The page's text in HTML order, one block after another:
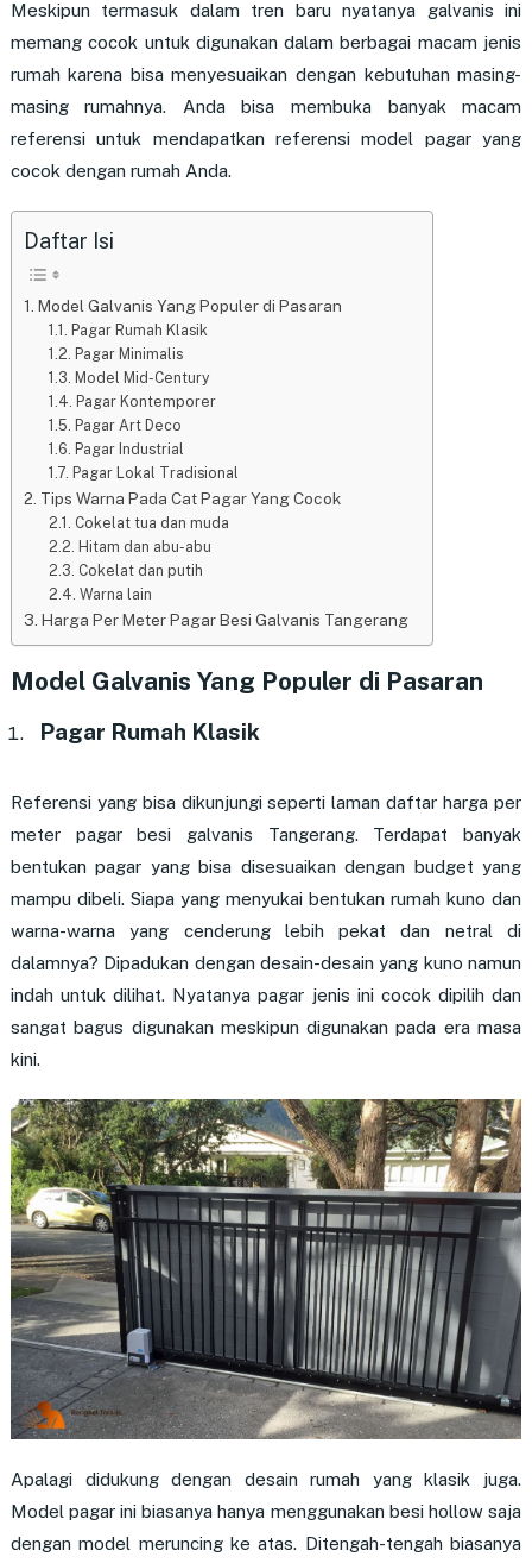
Meskipun termasuk dalam tren baru nyatanya galvanis ini
memang cocok untuk digunakan dalam berbagai macam jenis
rumah karena bisa menyesuaikan dengan kebutuhan masing-
masing rumahnya. Anda bisa membuka banyak macam
referensi untuk mendapatkan referensi model pagar yang
cocok dengan rumah Anda.
Daftar Isi
Model Galvanis Yang Populer di Pasaran
Pagar Rumah Klasik
Pagar Minimalis
Model Mid-Century
Pagar Kontemporer
Pagar Art Deco
Pagar Industrial
Pagar Lokal Tradisional
Tips Warna Pada Cat Pagar Yang Cocok
Cokelat tua dan muda
Hitam dan abu-abu
Cokelat dan putih
Warna lain
Harga Per Meter Pagar Besi Galvanis Tangerang
Model Galvanis Yang Populer di Pasaran
Pagar Rumah Klasik
Referensi yang bisa dikunjungi seperti laman daftar harga per
meter pagar besi galvanis Tangerang. Terdapat banyak
bentukan pagar yang bisa disesuaikan dengan budget yang
mampu dibeli. Siapa yang menyukai bentukan rumah kuno dan
warna-warna yang cenderung lebih pekat dan netral di
dalamnya? Dipadukan dengan desain-desain yang kuno namun
indah untuk dilihat. Nyatanya pagar jenis ini cocok dipilih dan
sangat bagus digunakan meskipun digunakan pada era masa
kini.
Apalagi didukung dengan desain rumah yang klasik juga.
Model pagar ini biasanya hanya menggunakan besi hollow saja
dengan model meruncing ke atas. Ditengah-tengah biasanya